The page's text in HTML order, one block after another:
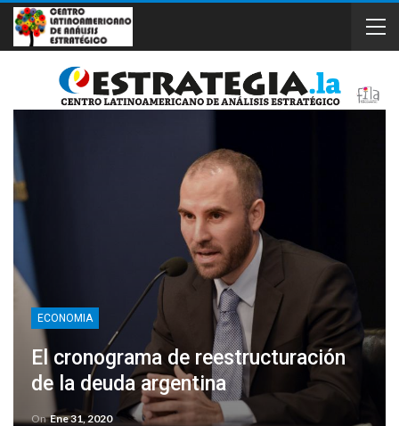
ECONOMIA
El cronograma de reestructuración
de la deuda argentina
OnEne 31, 2020